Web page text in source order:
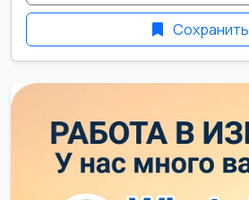
Сохранить